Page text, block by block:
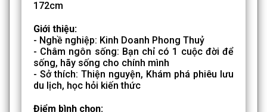
172cm
Giới thiệu:
- Nghề nghiệp: Kinh Doanh Phong Thuỷ
- Châm ngôn sống: Bạn chỉ có 1 cuộc đời để
sống, hãy sống cho chính mình
- Sở thích: Thiện nguyện, Khám phá phiêu lưu
du lịch, học hỏi kiến thức
Điểm bình chọn: